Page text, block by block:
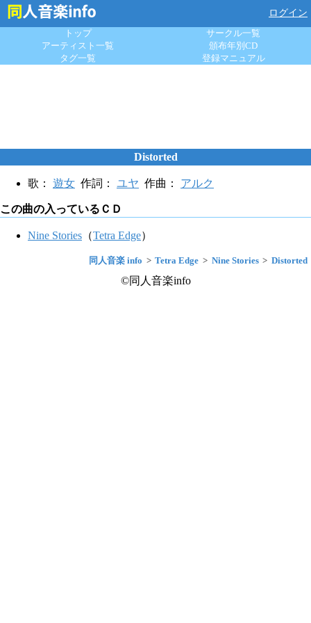
ログイン
トップ
サークル一覧
アーティスト一覧
頒布年別CD
タグ一覧
登録マニュアル
Distorted
歌： 遊女 作詞： ユヤ 作曲： アルク
この曲の入っているＣＤ
Nine Stories （Tetra Edge）
同人音楽 info Tetra Edge Nine Stories Distorted
©同人音楽info